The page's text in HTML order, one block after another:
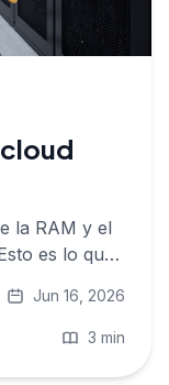
la RAM y el
es lo que
Jun 16, 2026
3 min